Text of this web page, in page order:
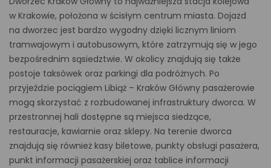
w Krakowie, położona w ścisłym centrum miasta. Dojazd
na dworzec jest bardzo wygodny dzięki licznym liniom
tramwajowym i autobusowym, które zatrzymują się w jego
bezpośrednim sąsiedztwie. W okolicy znajdują się także
postoje taksówek oraz parkingi dla podróżnych. Po
przyjeździe pociągiem Libiąż – Kraków Główny pasażerowie
mogą skorzystać z rozbudowanej infrastruktury dworca. W
przestronnej hali dostępne są miejsca siedzące,
restauracje, kawiarnie oraz sklepy. Na terenie dworca
znajdują się również kasy biletowe, punkty obsługi pasażera,
punkt informacji pasażerskiej oraz tablice informacji